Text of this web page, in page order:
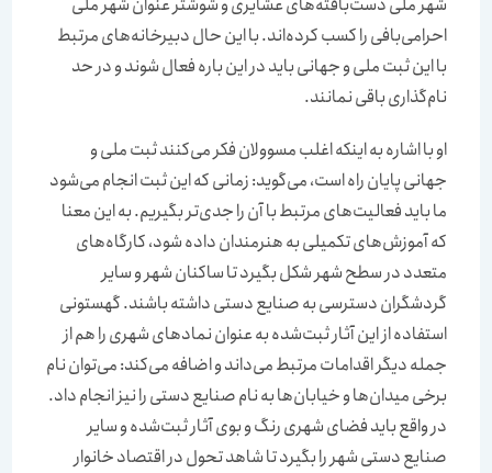
احرامی‌‌‌بافی را کسب کرده‌‌‌اند. با این حال دبیرخانه‌‌‌های مرتبط
با این ثبت ملی و جهانی باید در این باره فعال شوند و در حد
نام‌گذاری باقی نمانند.
او با اشاره به اینکه اغلب مسوولان فکر می‌کنند ثبت ملی و
جهانی پایان راه است‌‌‌، می‌گوید: زمانی که این ثبت انجام می‌شود
ما باید فعالیت‌‌‌های مرتبط با آن را جدی‌‌‌تر بگیریم. به این معنا
که آموزش‌های تکمیلی به هنرمندان داده شود‌‌‌، کارگاه‌‌‌های
متعدد در سطح شهر شکل بگیرد تا ساکنان شهر و سایر
گردشگران دسترسی به صنایع دستی داشته باشند. گهستونی
استفاده از این آثار ثبت‌شده به عنوان نمادهای شهری را هم از
جمله دیگر اقدامات مرتبط می‌‌‌داند و اضافه می‌کند: می‌توان نام
برخی میدان‌‌‌ها و خیابان‌‌‌ها به نام صنایع دستی را نیز انجام داد.
در واقع باید فضای شهری رنگ و بوی آثار ثبت‌شده و سایر
صنایع دستی شهر را بگیرد تا شاهد تحول در اقتصاد خانوار